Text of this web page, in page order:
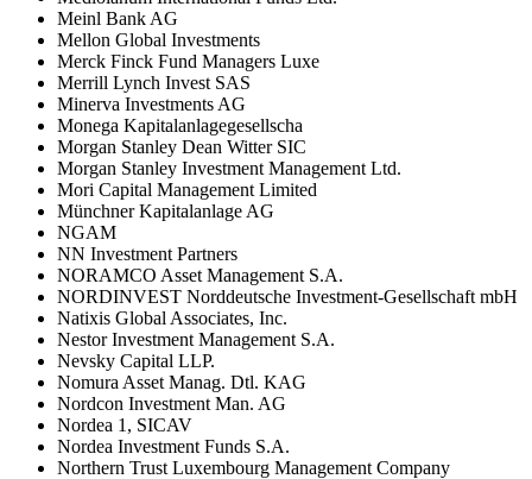
Meinl Bank AG
Mellon Global Investments
Merck Finck Fund Managers Luxe
Merrill Lynch Invest SAS
Minerva Investments AG
Monega Kapitalanlagegesellscha
Morgan Stanley Dean Witter SIC
Morgan Stanley Investment Management Ltd.
Mori Capital Management Limited
Münchner Kapitalanlage AG
NGAM
NN Investment Partners
NORAMCO Asset Management S.A.
NORDINVEST Norddeutsche Investment-Gesellschaft mbH
Natixis Global Associates, Inc.
Nestor Investment Management S.A.
Nevsky Capital LLP.
Nomura Asset Manag. Dtl. KAG
Nordcon Investment Man. AG
Nordea 1, SICAV
Nordea Investment Funds S.A.
Northern Trust Luxembourg Management Company